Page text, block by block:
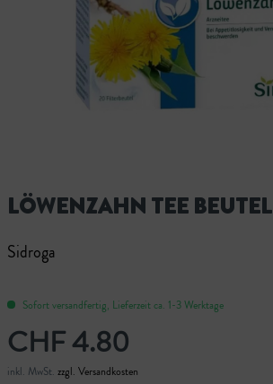
LÖWENZAHN TEE BEUTEL
Sidroga
Sofort versandfertig, Lieferzeit ca. 1-3 Werktage
CHF 4.80
inkl. MwSt. zzgl. Versandkosten